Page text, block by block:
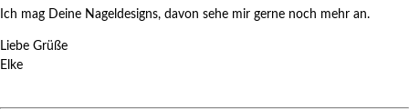
Ich mag Deine Nageldesigns, davon sehe mir gerne noch mehr an.
Liebe Grüße
Elke